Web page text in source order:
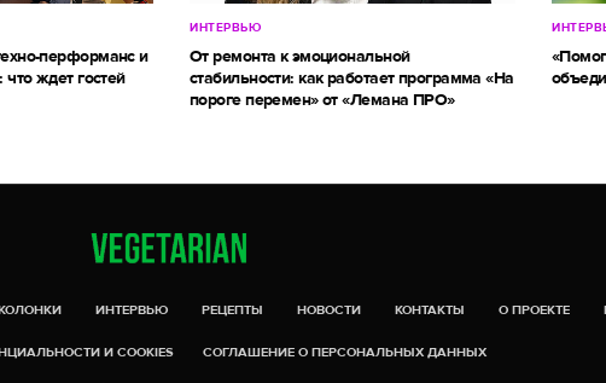
перформанс и
что ждет гостей
ИНТЕРВЬЮ
От ремонта к эмоциональной
стабильности: как работает программа «На
пороге перемен» от «Лемана ПРО»
ИНТЕРВЬЮ РЕЦЕПТЫ НОВОСТИ КОНТАКТЫ О ПРОЕКТЕ
И COOKIES СОГЛАШЕНИЕ О ПЕРСОНАЛЬНЫХ ДАННЫХ